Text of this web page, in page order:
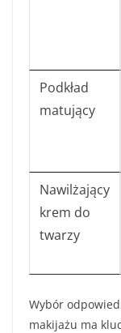
Podkład
matujący
Nawilżający
krem do
twarzy
Wybór
makijażu ma